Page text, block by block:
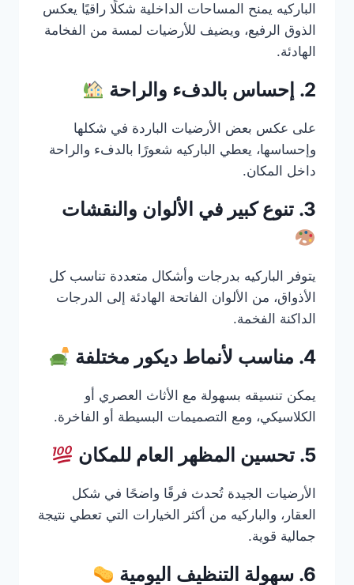
الباركيه يمنح المساحات الداخلية شكلًا راقيًا يعكس
الذوق الرفيع، ويضيف للأرضيات لمسة من الفخامة
الهادئة.
2. إحساس بالدفء والراحة
على عكس بعض الأرضيات الباردة في شكلها
وإحساسها، يعطي الباركيه شعورًا بالدفء والراحة
داخل المكان.
3. تنوع كبير في الألوان والنقشات
يتوفر الباركيه بدرجات وأشكال متعددة تناسب كل
الأذواق، من الألوان الفاتحة الهادئة إلى الدرجات
الداكنة الفخمة.
4. مناسب لأنماط ديكور مختلفة
يمكن تنسيقه بسهولة مع الأثاث العصري أو
الكلاسيكي، ومع التصميمات البسيطة أو الفاخرة.
5. تحسين المظهر العام للمكان
الأرضيات الجيدة تُحدث فرقًا واضحًا في شكل
العقار، والباركيه من أكثر الخيارات التي تعطي نتيجة
جمالية قوية.
6. سهولة التنظيف اليومية